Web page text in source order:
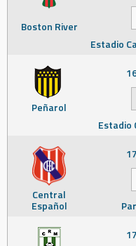
Boston River
Estadio
Peñarol
Estadio
Central
Español